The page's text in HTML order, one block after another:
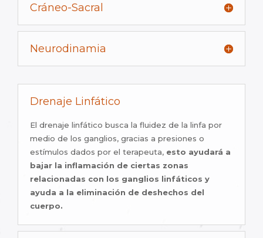
Cráneo-Sacral
Neurodinamia
Drenaje Linfático
El drenaje linfático busca la fluidez de la linfa por
medio de los ganglios, gracias a presiones o
estímulos dados por el terapeuta, esto ayudará a
bajar la inflamación de ciertas zonas
relacionadas con los ganglios linfáticos y
ayuda a la eliminación de deshechos del
cuerpo.